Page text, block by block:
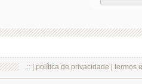
.:: | política de privacidade termos